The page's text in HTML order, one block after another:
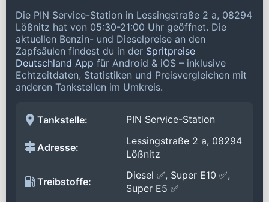
Die PIN Service-Station in Lessingstraße 2 a, 08294
Lößnitz hat von 05:30-21:00 Uhr geöffnet. Die
aktuellen Benzin- und Dieselpreise an den
Zapfsäulen findest du in der Spritpreise
Deutschland App für Android & iOS – inklusive
Echtzeitdaten, Statistiken und Preisvergleichen mit
anderen Tankstellen im Umkreis.
Tankstelle: PIN Service-Station
Adresse:
Lessingstraße 2 a, 08294
Lößnitz
Treibstoffe:
Diesel ✅, Super E10 ✅,
Super E5 ✅